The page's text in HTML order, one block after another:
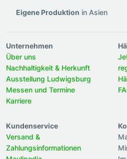
Eigene Produktion in Asien
Unternehmen
Über uns
Nachhaltigkeit & Herkunft
Ausstellung Ludwigsburg
Messen und Termine
Karriere
Kundenservice
Versand &
Zahlungsinformationen